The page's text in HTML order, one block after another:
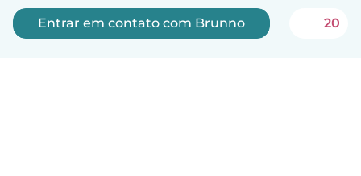
Entrar em contato com Brunno 20